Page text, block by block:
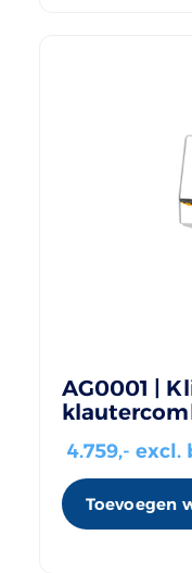
AG0001 |
4.759,- excl.
Toevoegen